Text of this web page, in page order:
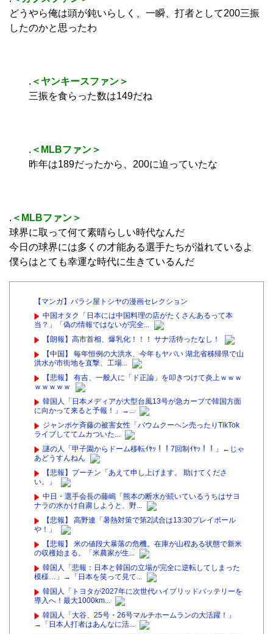
どうやら俺は頭が鈍いらしく、一瞬、打者として200三振
したのかと思ったわ
. ＜ヤンキースファン＞
三振を食らった数は149だね
. ＜MLBファン＞
昨年は189だったから、200に迫っていたな
. ＜MLBファン＞
球界に取って何て素晴らしい時代なんだ
今日の球界には多くの才能ある選手たちが溢れているよ
僕らはとても幸運な時代に生きているんだ
【マンガ】バラシ屋トシヤの漫画セレクション
中国オタク「日本には中国料理の店がたくさんあるって本
当？」「偽の情報ではないが完全...
【朗報】高市首相、爆乳化！！！ サナ活待ったなし！
【中国】 毎年恒例の大洪水、今年もヤバい 湖北省秭帰県で山
洪水が市街地を直撃、工場...
【悲報】 有吉、一般人に「ド正論」を叩きつけて炎上ｗｗｗ
ｗｗｗｗｗ
韓国人「日本メディアが大型台風13号が急カーブで韓国方面
に向かって来ると予報！」→...
ジャンポケ斉藤の被害女性「バウムクーヘン売ったりTikTok
ライブしててムカついた...
謎の人「甲子園からドーム移転ｲﾔｯ！！7回制ｲﾔｯ！！」←じゃ
あどうすんねん
【悲報】プーチン「あえて申し上げます。 助けてくださ
い。」
中日・選手会長の藤嶋「熊本の断水が続いているうちはサヨ
ナラの水かけ自粛しようと、野...
【悲報】 高野連「暑熱対策で第2試合は13:30プレイボール
や！」
【悲報】 米の値段大暴落の危機。在庫が山程ある状態で新米
の収穫始まる。「米農家が生...
韓国人「悲報：日本と韓国の立場が完全に逆転してしまった
模様…」→「日本を笑って見て...
韓国人「トヨタが2027年に次世代ハイブリッドバッテリーを
導入へ！最大1000km...
韓国人「大谷、25号・26号マルチホームランの大活躍！」
→「日本人打者はあんなに活...